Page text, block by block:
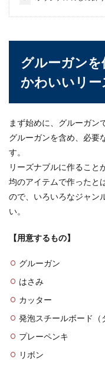
グルーガンを
かわいいリー
まず始めに、グルーガン
グルーガンを含め、必要
す。
リーズナブルに作ること
均のアイテムで作ったと
ので、いろいろなジャン
い。
【用意するもの】
グルーガン
はさみ
カッター
発泡スチールボード（
プレーペンキ
リボン